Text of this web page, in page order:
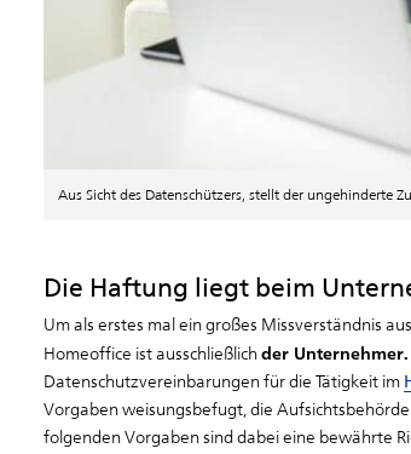
Aus Sicht des Datenschützers, stellt der ungehinderte
Die Haftung liegt beim
Um als erstes mal ein großes Missverständnis
Homeoffice ist ausschließlichder Unternehmer.
Datenschutzvereinbarungen für die Tätigkeit im
Vorgaben weisungsbefugt, die
folgenden Vorgaben sind dabei eine bewährte